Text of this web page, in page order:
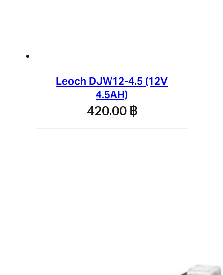
Leoch DJW12-4.5 (12V
4.5AH)
420.00 ฿